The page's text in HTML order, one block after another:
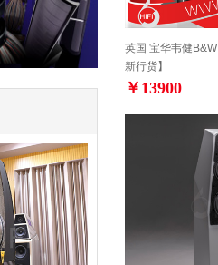
英国 宝华韦健
新行货】
￥13900